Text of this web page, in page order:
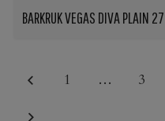
BARKRUK VEGAS DIVA PLAIN 27
1 … 3